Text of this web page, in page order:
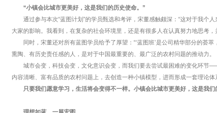
“小镇会比城市更美好，这是我们的历史使命。”
通过参与本次“蓝图计划”的学员甄选和考评，宋董感触颇深：“这对于我
大家的影响。我看到，在复杂的社会环境里，还是有很多人在认真努力地思考，
同时，宋董还对所有蓝图学员给予了厚望：“‘蓝图班’是公司精华部分的
熏陶、有历史责任感的人，是对于中国最重要的、最广泛的农村问题的推动力。
城市会变，科技会变，文化意识会变，而我们要去尝试最困难的变化环
内容清晰、富有品质的农村问题上，去创造一种小镇模型，进而形成一套理论
只要我们愿意学习，生活将会变得不一样。小镇会比城市更美好，这是我们